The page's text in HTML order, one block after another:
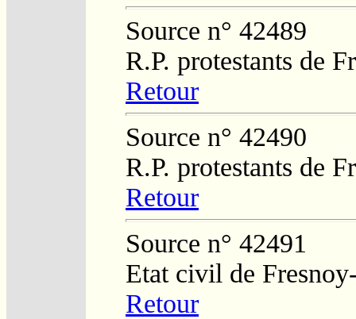
Source n° 42489
R.P. protestants de
Retour
Source n° 42490
R.P. protestants de
Retour
Source n° 42491
Etat civil de
Retour